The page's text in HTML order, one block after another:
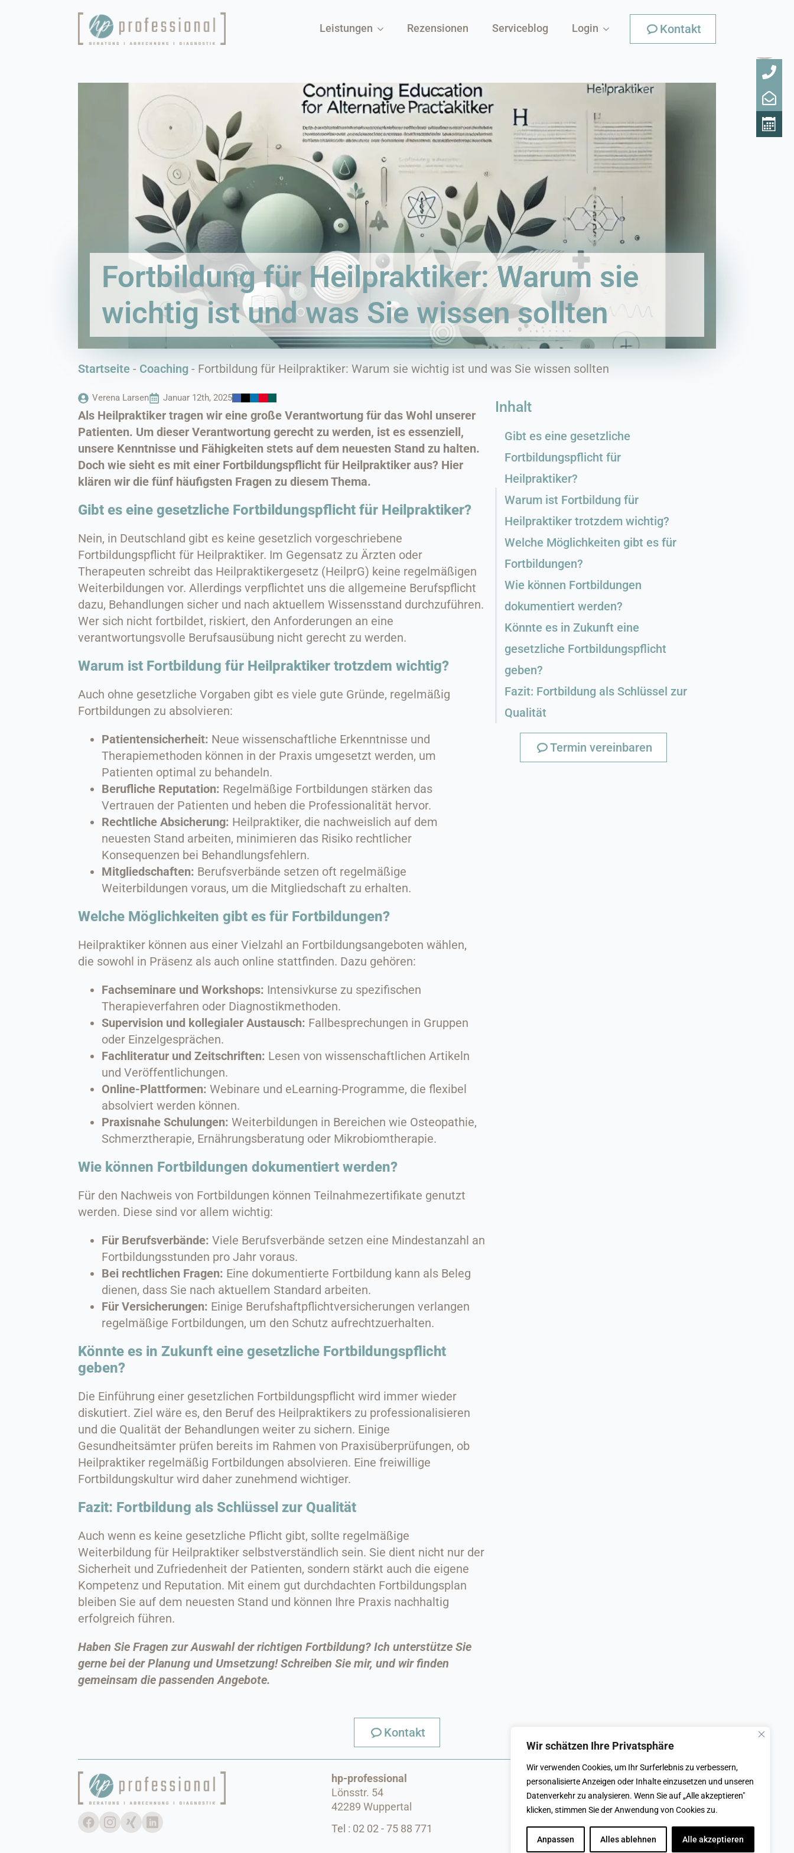
Wir schätzen Ihre Privatsphäre
Wir verwenden Cookies, um Ihr Surferlebnis zu verbessern,
personalisierte Anzeigen oder Inhalte einzusetzen und unseren
Datenverkehr zu analysieren. Wenn Sie auf „Alle akzeptieren"
klicken, stimmen Sie der Anwendung von Cookies zu.
Anpassen Alles ablehnen Alle akzeptieren
Leistungen Rezensionen Serviceblog Login Kontakt
Fortbildung für Heilpraktiker: Warum sie
wichtig ist und was Sie wissen sollten
Startseite - Coaching - Fortbildung für Heilpraktiker: Warum sie wichtig ist und was Sie wissen sollten
Verena Larsen Januar 12th, 2025
Als Heilpraktiker tragen wir eine große Verantwortung für das Wohl unserer
Patienten. Um dieser Verantwortung gerecht zu werden, ist es essenziell,
unsere Kenntnisse und Fähigkeiten stets auf dem neuesten Stand zu halten.
Doch wie sieht es mit einer Fortbildungspflicht für Heilpraktiker aus? Hier
klären wir die fünf häufigsten Fragen zu diesem Thema.
Gibt es eine gesetzliche Fortbildungspflicht für Heilpraktiker?
Nein, in Deutschland gibt es keine gesetzlich vorgeschriebene
Fortbildungspflicht für Heilpraktiker. Im Gegensatz zu Ärzten oder
Therapeuten schreibt das Heilpraktikergesetz (HeilprG) keine regelmäßigen
Weiterbildungen vor. Allerdings verpflichtet uns die allgemeine Berufspflicht
dazu, Behandlungen sicher und nach aktuellem Wissensstand durchzuführen.
Wer sich nicht fortbildet, riskiert, den Anforderungen an eine
verantwortungsvolle Berufsausübung nicht gerecht zu werden.
Warum ist Fortbildung für Heilpraktiker trotzdem wichtig?
Auch ohne gesetzliche Vorgaben gibt es viele gute Gründe, regelmäßig
Fortbildungen zu absolvieren:
Patientensicherheit: Neue wissenschaftliche Erkenntnisse und
Therapiemethoden können in der Praxis umgesetzt werden, um
Patienten optimal zu behandeln.
Berufliche Reputation: Regelmäßige Fortbildungen stärken das
Vertrauen der Patienten und heben die Professionalität hervor.
Rechtliche Absicherung: Heilpraktiker, die nachweislich auf dem
neuesten Stand arbeiten, minimieren das Risiko rechtlicher
Konsequenzen bei Behandlungsfehlern.
Mitgliedschaften: Berufsverbände setzen oft regelmäßige
Weiterbildungen voraus, um die Mitgliedschaft zu erhalten.
Welche Möglichkeiten gibt es für Fortbildungen?
Heilpraktiker können aus einer Vielzahl an Fortbildungsangeboten wählen,
die sowohl in Präsenz als auch online stattfinden. Dazu gehören:
Fachseminare und Workshops: Intensivkurse zu spezifischen
Therapieverfahren oder Diagnostikmethoden.
Supervision und kollegialer Austausch: Fallbesprechungen in Gruppen
oder Einzelgesprächen.
Fachliteratur und Zeitschriften: Lesen von wissenschaftlichen Artikeln
und Veröffentlichungen.
Online-Plattformen: Webinare und eLearning-Programme, die flexibel
absolviert werden können.
Praxisnahe Schulungen: Weiterbildungen in Bereichen wie Osteopathie,
Schmerztherapie, Ernährungsberatung oder Mikrobiomtherapie.
Wie können Fortbildungen dokumentiert werden?
Für den Nachweis von Fortbildungen können Teilnahmezertifikate genutzt
werden. Diese sind vor allem wichtig:
Für Berufsverbände: Viele Berufsverbände setzen eine Mindestanzahl an
Fortbildungsstunden pro Jahr voraus.
Bei rechtlichen Fragen: Eine dokumentierte Fortbildung kann als Beleg
dienen, dass Sie nach aktuellem Standard arbeiten.
Für Versicherungen: Einige Berufshaftpflichtversicherungen verlangen
regelmäßige Fortbildungen, um den Schutz aufrechtzuerhalten.
Könnte es in Zukunft eine gesetzliche Fortbildungspflicht
geben?
Die Einführung einer gesetzlichen Fortbildungspflicht wird immer wieder
diskutiert. Ziel wäre es, den Beruf des Heilpraktikers zu professionalisieren
und die Qualität der Behandlungen weiter zu sichern. Einige
Gesundheitsämter prüfen bereits im Rahmen von Praxisüberprüfungen, ob
Heilpraktiker regelmäßig Fortbildungen absolvieren. Eine freiwillige
Fortbildungskultur wird daher zunehmend wichtiger.
Fazit: Fortbildung als Schlüssel zur Qualität
Auch wenn es keine gesetzliche Pflicht gibt, sollte regelmäßige
Weiterbildung für Heilpraktiker selbstverständlich sein. Sie dient nicht nur der
Sicherheit und Zufriedenheit der Patienten, sondern stärkt auch die eigene
Kompetenz und Reputation. Mit einem gut durchdachten Fortbildungsplan
bleiben Sie auf dem neuesten Stand und können Ihre Praxis nachhaltig
erfolgreich führen.
Haben Sie Fragen zur Auswahl der richtigen Fortbildung? Ich unterstütze Sie
gerne bei der Planung und Umsetzung! Schreiben Sie mir, und wir finden
gemeinsam die passenden Angebote.
Inhalt
Gibt es eine gesetzliche
Fortbildungspflicht für
Heilpraktiker?
Warum ist Fortbildung für
Heilpraktiker trotzdem wichtig?
Welche Möglichkeiten gibt es für
Fortbildungen?
Wie können Fortbildungen
dokumentiert werden?
Könnte es in Zukunft eine
gesetzliche Fortbildungspflicht
geben?
Fazit: Fortbildung als Schlüssel zur
Qualität
Termin vereinbaren
Kontakt
hp-professional
Lönsstr. 54
42289 Wuppertal
Tel : 02 02 - 75 88 771
Login
Datenschutzerklärung
Cookie-Richtlinie